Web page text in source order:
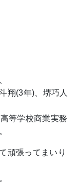
翔(3年)、堺巧人
等学校商業実務
頑張ってまいり